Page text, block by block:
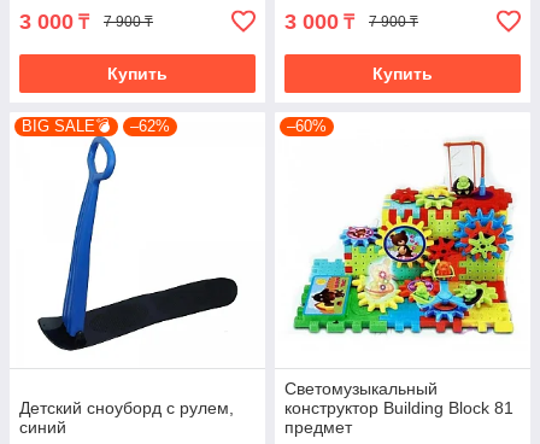
3 000 ₸ 7 900 ₸
Купить
3 000 ₸ 7 900 ₸
Купить
BIG SALE💣 –62%
Детский сноуборд с рулем,
синий
–60%
Светомузыкальный
конструктор Building Block 81
предмет